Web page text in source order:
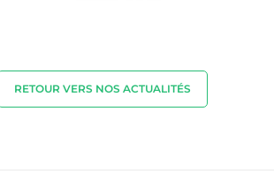
RETOUR VERS NOS ACTUALITÉS